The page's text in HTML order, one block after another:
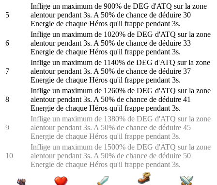
5
Inflige un maximum de 900% de DEG d'ATQ sur la zone
alentour pendant 3s. A 50% de chance de déduire 30
Energie de chaque Héros qu'il frappe pendant 3s.
6
Inflige un maximum de 1020% de DEG d'ATQ sur la zone
alentour pendant 3s. A 50% de chance de déduire 33
Energie de chaque Héros qu'il frappe pendant 3s.
7
Inflige un maximum de 1140% de DEG d'ATQ sur la zone
alentour pendant 3s. A 50% de chance de déduire 37
Energie de chaque Héros qu'il frappe pendant 3s.
8
Inflige un maximum de 1260% de DEG d'ATQ sur la zone
alentour pendant 3s. A 50% de chance de déduire 41
Energie de chaque Héros qu'il frappe pendant 3s.
9
Inflige un maximum de 1380% de DEG d'ATQ sur la zone
alentour pendant 3s. A 50% de chance de déduire 45
Energie de chaque Héros qu'il frappe pendant 3s.
10
Inflige un maximum de 1500% de DEG d'ATQ sur la zone
alentour pendant 3s. A 50% de chance de déduire 50
Energie de chaque Héros qu'il frappe pendant 3s.